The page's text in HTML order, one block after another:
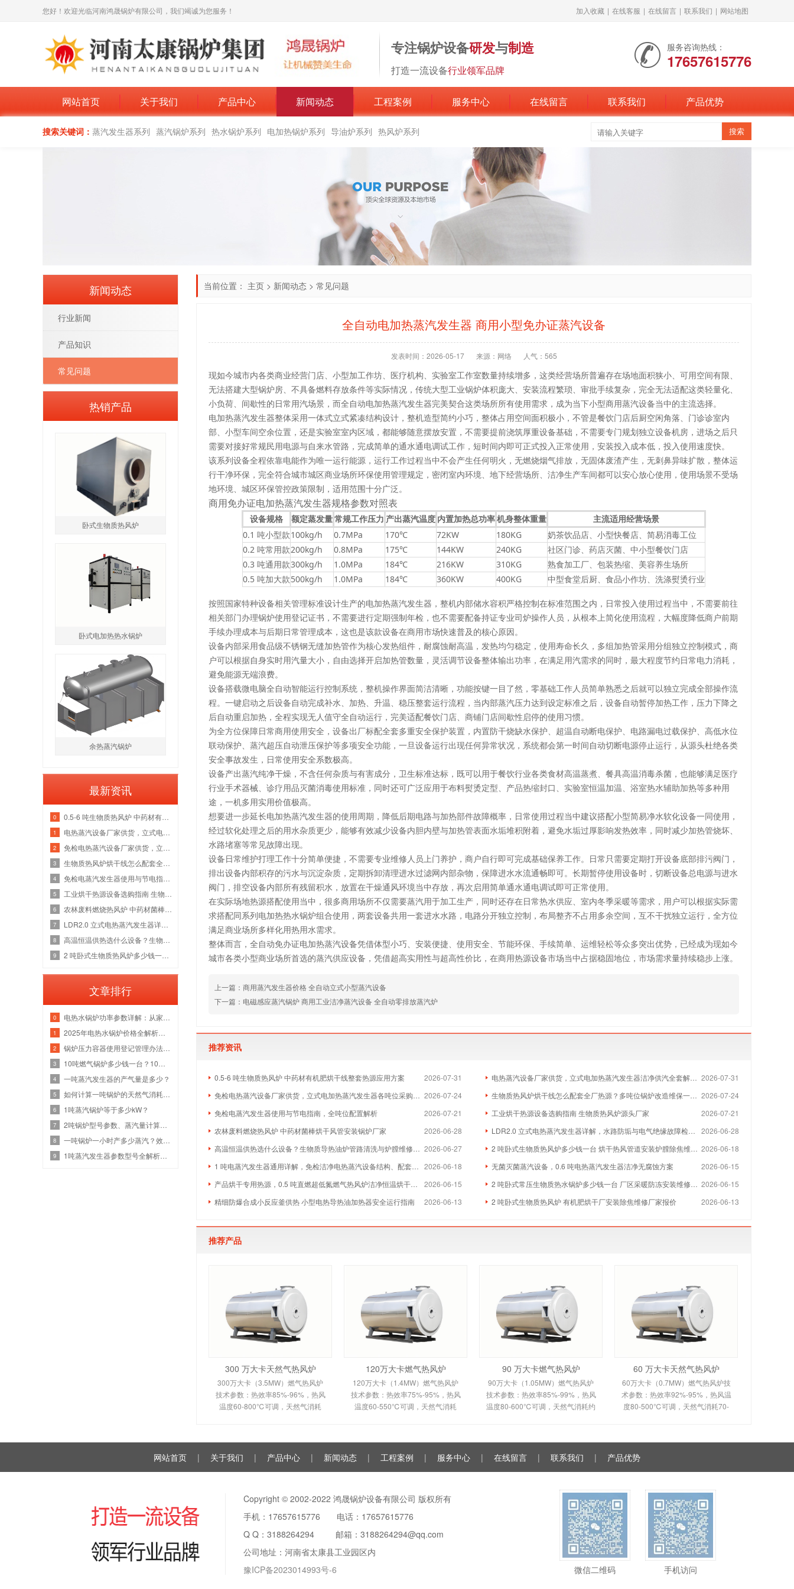
您好！欢迎光临河南鸿晟锅炉有限公司，我们竭诚为您服务！ 加入收藏 | 在线客服 | 在线留言 | 联系我们 | 网站地图
专注锅炉设备研发与制造
打造一流设备行业领军品牌
服务咨询热线：
17657615776
网站首页 关于我们 产品中心 新闻动态 工程案例 服务中心 在线留言 联系我们 产品优势
搜索关键词： 蒸汽发生器系列 蒸汽锅炉系列 热水锅炉系列 电加热锅炉系列 导油炉系列 热风炉系列
当前位置： 主页 > 新闻动态 > 常见问题
全自动电加热蒸汽发生器 商用小型免办证蒸汽设备
发表时间：2026-05-17 来源：网络 人气： 565
现如今城市内各类商业经营门店、小型加工作坊、医疗机构、实验室工作室数量持续增多，这类经营场所普遍存在场地面积狭小、可用空间有限、
无法搭建大型锅炉房、不具备燃料存放条件等实际情况，传统大型工业锅炉体积庞大、安装流程繁琐、审批手续复杂，完全无法适配这类轻量化、
小负荷、间歇性的日常用汽场景，而全自动电加热蒸汽发生器完美契合这类场所所有使用需求，成为当下小型商用蒸汽设备当中的主流选择。
电加热蒸汽发生器整体采用一体式立式紧凑结构设计，整机造型简约小巧，整体占用空间面积极小，不管是餐饮门店后厨空闲角落、门诊诊室内
部、小型车间空余位置，还是实验室室内区域，都能够随意摆放安置，不需要提前浇筑厚重设备基础，不需要专门规划独立设备机房，进场之后只
需要对接好常规民用电源与自来水管路，完成简单的通水通电调试工作，短时间内即可正式投入正常使用，安装投入成本低，投入使用速度快。
该系列设备全程依靠电能作为唯一运行能源，运行工作过程当中不会产生任何明火，无燃烧烟气排放，无固体废渣产生，无刺鼻异味扩散，整体运
行干净环保，完全符合城市城区商业场所环保使用管理规定，密闭室内环境、地下经营场所、洁净生产车间都可以安心放心使用，使用场景不受场
地环境、城区环保管控政策限制，适用范围十分广泛。
商用免办证电加热蒸汽发生器规格参数对照表
设备规格 额定蒸发量常规工作压力 产出蒸汽温度 内置加热总功率机身整体重量
主流适用经营场景
0.1 吨小型款100kg/h 0.7MPa 170℃ 72KW 180KG
奶茶饮品店、小型快餐店、简易消毒工位
0.2 吨常用款200kg/h 0.8MPa 175℃ 144KW 240KG
社区门诊、药店灭菌、中小型餐饮门店
0.3 吨通用款300kg/h 1.0MPa 184℃ 216KW 310KG
熟食加工厂、包装热缩、美容养生场所
0.5 吨加大款500kg/h 1.0MPa 184℃ 360KW 400KG 中型食堂后厨、食品小作坊、洗涤熨烫行业
按照国家特种设备相关管理标准设计生产的电加热蒸汽发生器，整机内部储水容积严格控制在标准范围之内，日常投入使用过程当中，不需要前往
相关部门办理锅炉使用登记证书，不需要进行定期强制年检，也不需要配备持证专业司炉操作人员，从根本上简化使用流程，大幅度降低商户前期
手续办理成本与后期日常管理成本，这也是该款设备在商用市场快速普及的核心原因。
设备内部采用食品级不锈钢无缝加热管作为核心发热组件，耐腐蚀耐高温，发热均匀稳定，使用寿命长久，多组加热管采用分组独立控制模式，商
户可以根据自身实时用汽量大小，自由选择开启加热管数量，灵活调节设备整体输出功率，在满足用汽需求的同时，最大程度节约日常电力消耗，
避免能源无端浪费。
设备搭载微电脑全自动智能运行控制系统，整机操作界面简洁清晰，功能按键一目了然，零基础工作人员简单熟悉之后就可以独立完成全部操作流
程。一键启动之后设备自动完成补水、加热、升温、稳压整套运行流程，当内部蒸汽压力达到设定标准之后，设备自动暂停加热工作，压力下降之
后自动重启加热，全程实现无人值守全自动运行，完美适配餐饮门店、商铺门店间歇性启停的使用习惯。
为全方位保障日常商用使用安全，设备出厂标配全套多重安全保护装置，内置防干烧缺水保护、超温自动断电保护、电路漏电过载保护、高低水位
联动保护、蒸汽超压自动泄压保护等多项安全功能，一旦设备运行出现任何异常状况，系统都会第一时间自动切断电源停止运行，从源头杜绝各类
安全事故发生，日常使用安全系数极高。
设备产出蒸汽纯净干燥，不含任何杂质与有害成分，卫生标准达标，既可以用于餐饮行业各类食材高温蒸煮、餐具高温消毒杀菌，也能够满足医疗
行业手术器械、诊疗用品灭菌消毒使用标准，同时还可广泛应用于布料熨烫定型、产品热缩封口、实验室恒温加温、浴室热水辅助加热等多种用
途，一机多用实用价值极高。
想要进一步延长电加热蒸汽发生器的使用周期，降低后期电路与加热部件故障概率，日常使用过程当中建议搭配小型简易净水软化设备一同使用，
经过软化处理之后的用水杂质更少，能够有效减少设备内胆内壁与加热管表面水垢堆积附着，避免水垢过厚影响发热效率，同时减少加热管烧坏、
水路堵塞等常见故障出现。
设备日常维护打理工作十分简单便捷，不需要专业维修人员上门养护，商户自行即可完成基础保养工作。日常只需要定期打开设备底部排污阀门，
排出设备内部积存的污水与沉淀杂质，定期拆卸清理进水过滤网内部杂物，保障进水水流通畅即可。长期暂停使用设备时，切断设备总电源与进水
阀门，排空设备内部所有残留积水，放置在干燥通风环境当中存放，再次启用简单通水通电调试即可正常使用。
在实际场地热源搭配使用当中，很多商用场所不仅需要蒸汽用于加工生产，同时还存在日常热水供应、室内冬季采暖等需求，用户可以根据实际需
求搭配同系列电加热热水锅炉组合使用，两套设备共用一套进水水路，电路分开独立控制，布局整齐不占用多余空间，互不干扰独立运行，全方位
满足商业场所多样化用热用水需求。
整体而言，全自动免办证电加热蒸汽设备凭借体型小巧、安装便捷、使用安全、节能环保、手续简单、运维轻松等众多突出优势，已经成为现如今
城市各类小型商业场所首选的蒸汽供应设备，凭借超高实用性与超高性价比，在商用热源设备市场当中占据稳固地位，市场需求量持续稳步上涨。
上一篇：商用蒸汽发生器价格 全自动立式小型蒸汽设备
下一篇：电磁感应蒸汽锅炉 商用工业洁净蒸汽设备 全自动零排放蒸汽炉
推荐资讯
2026-07-31
0.5-6 吨生物质热风炉 中药材有机肥烘干线整套热源应用方案 2026-07-31
电热蒸汽设备厂家供货，立式电加热蒸汽发生器洁净供汽全套解决方案
2026-07-24
免检电热蒸汽设备厂家供货，立式电加热蒸汽发生器各吨位采购成本分析 2026-07-24
生物质热风炉烘干线怎么配套全厂热源？多吨位锅炉改造维保一站式方案
2026-07-21
免检电蒸汽发生器使用与节电指南，全吨位配置解析 2026-07-21
工业烘干热源设备选购指南 生物质热风炉源头厂家
2026-06-28
农林废料燃烧热风炉 中药材菌棒烘干风管安装锅炉厂家 2026-06-28
LDR2.0 立式电热蒸汽发生器详解，水路防垢与电气绝缘故障检修指南
2026-06-27
高温恒温供热选什么设备？生物质导热油炉管路清洗与炉膛维修实体厂家 2026-06-18
2 吨卧式生物质热风炉多少钱一台 烘干热风管道安装炉膛除焦维修厂家
2026-06-18
1 吨电蒸汽发生器通用详解，免检洁净电热蒸汽设备结构、配套与维保全指南 2026-06-15
无菌灭菌蒸汽设备，0.6 吨电热蒸汽发生器洁净无腐蚀方案
2026-06-15
产品烘干专用热源，0.5 吨直燃超低氮燃气热风炉洁净恒温烘干方案 2026-06-15
2 吨卧式常压生物质热水锅炉多少钱一台 厂区采暖防冻安装维修厂家
2026-06-13
精细防爆合成小反应釜供热 小型电热导热油加热器安全运行指南 2026-06-13
2 吨卧式生物质热风炉 有机肥烘干厂安装除焦维修厂家报价
推荐产品
300 万大卡天然气热风炉
300万大卡（3.5MW）燃气热风炉
技术参数：热效率85%-96%，热风
温度60-800℃可调，天然气消耗
换热原理、间接换热技术及
120万大卡燃气热风炉
120万大卡（1.4MW）燃气热风炉
技术参数：热效率75%-95%，热风
温度60-550℃可调，天然气消耗
术及全自动控制。适用于
90 万大卡燃气热风炉
90万大卡（1.05MW）燃气热风炉
技术参数：热效率85%-99%，热风
温度80-600℃可调，天然气消耗约
自动安全控制。适用于化工
60 万大卡天然气热风炉
60万大卡（0.7MW）燃气热风炉技
术参数：热效率92%-95%，热风温
度80-500℃可调，天然气消耗70-
于食品、粮食、物料烘干
新闻动态
行业新闻
产品知识
常见问题
热销产品
卧式生物质热风炉
卧式电加热热水锅炉
余热蒸汽锅炉
最新资讯
0
1
2
3
4
5
6
7
8
9
文章排行
0
1
2
3
4 一吨蒸汽发生器的产气量是多少？
5
6 1吨蒸汽锅炉等于多少kW？
7
8
9
网站首页 | 关于我们 | 产品中心 | 新闻动态 | 工程案例 | 服务中心 | 在线留言 | 联系我们 | 产品优势
Copyright © 2002-2022 鸿晟锅炉设备有限公司 版权所有
手机：17657615776 电话：17657615776
Q Q： 3188264294 邮箱：3188264294@qq.com
公司地址：河南省太康县工业园区内
豫ICP备2023014993号-6
微信二维码 手机访问